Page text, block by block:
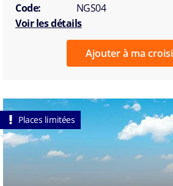
Code:
NGS04
Voir les détails
Ajouter à ma
Places limitées